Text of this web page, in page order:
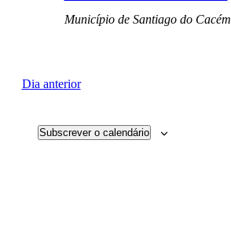
Município de Santiago do Cacém
Dia anterior
Subscrever o calendário